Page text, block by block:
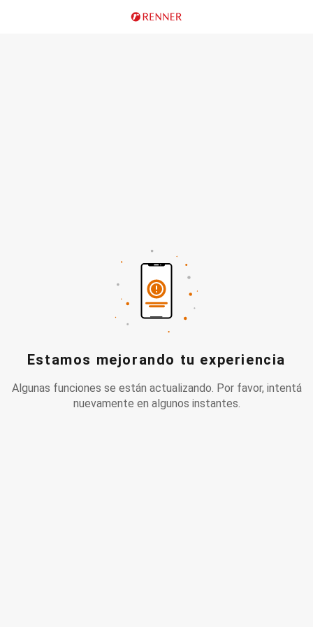
Estamos mejorando tu experiencia
Algunas funciones se están actualizando. Por favor, intentá
nuevamente en algunos instantes.